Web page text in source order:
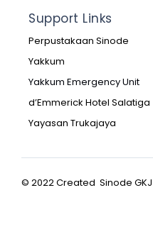
Support Links
Perpustakaan Sinode
Yakkum
Yakkum Emergency Unit
d’Emmerick Hotel Salatiga
Yayasan Trukajaya
© 2022 Created Sinode GKJ